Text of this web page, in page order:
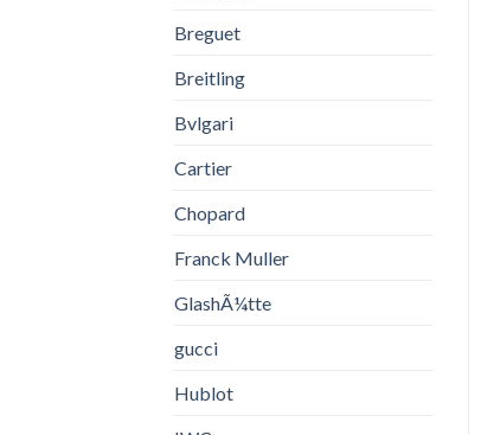
Breguet
Breitling
Bvlgari
Cartier
Chopard
Franck Muller
GlashÃ¼tte
gucci
Hublot